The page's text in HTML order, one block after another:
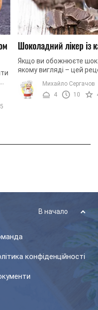
Шоколадний лікер із
Якщо ви обожнюєте
якому вигляді – цей
алкогольного напою
безсумнівно,
має шоколадний
Михайло Сергачов
4
10
В начало
конфіденційності